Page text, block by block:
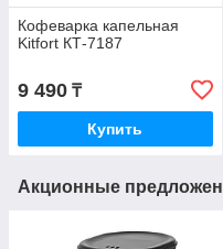
Кофеварка капельная
Kitfort КТ-7187
9 490 ₸
Купить
Акционные